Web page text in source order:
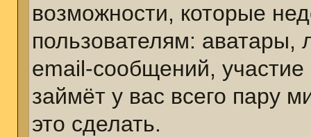
возможности, которые
пользователям: аватары,
email-сообщений, участие
займёт у вас всего пару
это сделать.